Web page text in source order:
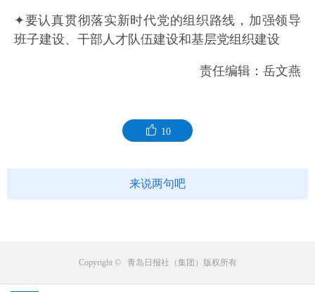
✦要认真贯彻落实新时代党的组织路线，加强领导
班子建设、干部人才队伍建设和基层党组织建设
责任编辑：岳文燕
10
来说两句吧
Copyright © 青岛日报社（集团）版权所有